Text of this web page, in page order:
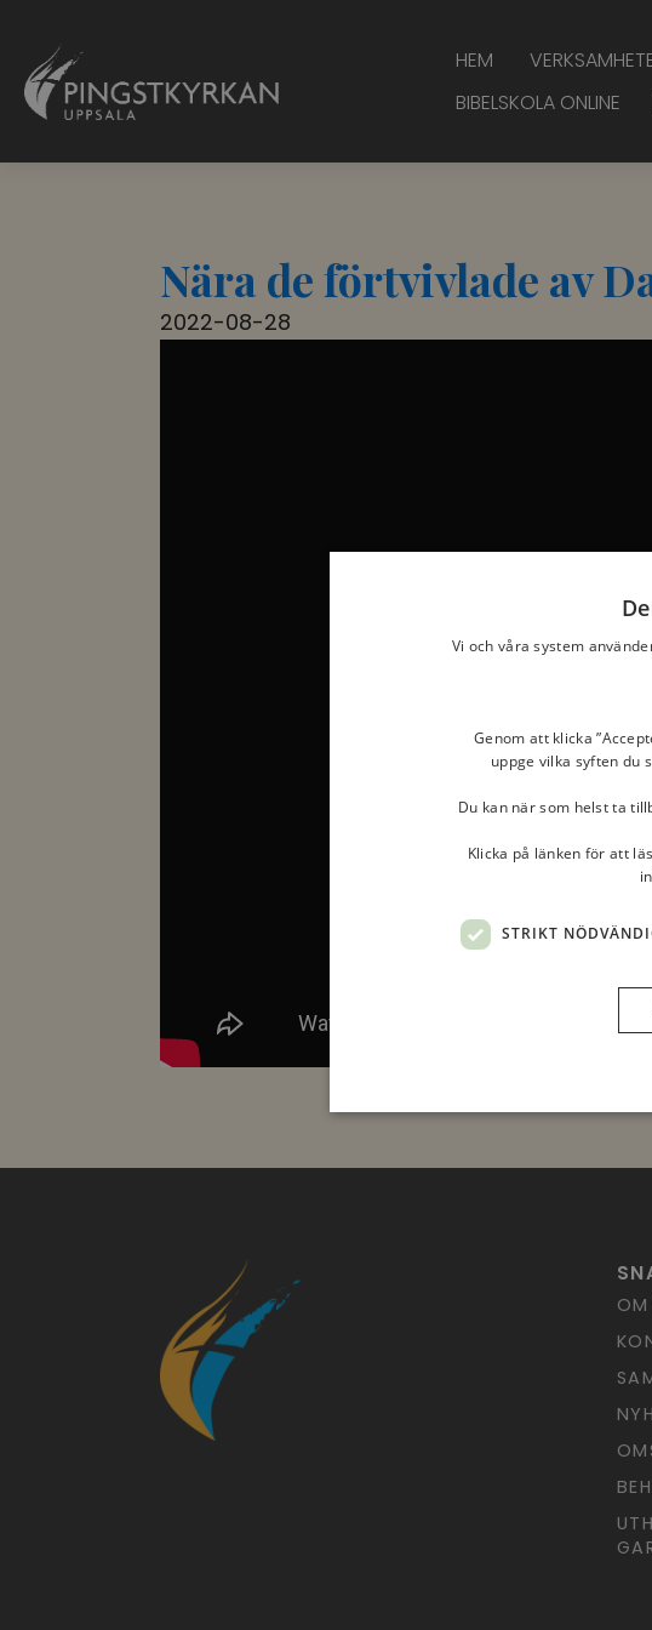
HEM
BIBELSKOLA ONLINE
Nära de förtvivlade av
2022-08-28
Vi och våra system
Genom att klicka
uppge vilka syften du
Du kan när som helst ta
Klicka på länken för att
STRIKT